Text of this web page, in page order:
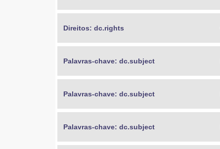
Direitos: dc.rights
Palavras-chave: dc.subject
Palavras-chave: dc.subject
Palavras-chave: dc.subject